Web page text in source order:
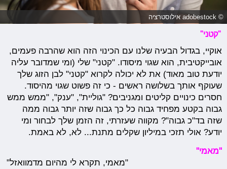
© adobestock אילוסטרציה
"קטני"
אוקיי, בגדול הבעיה שלנו עם הכינוי הזה הוא שהרבה פעמים,
אובייקטיבית, הוא שגוי מיסודו. "קטני" שלי (ומי שמדובר עליה
יודעת טוב מאוד) את לא יכולה לקרוא "קטני" לבן הזוג שלך
שעוקף אותך בשלושה ראשים - כי זה פשוט שגוי מהיסוד.
חסרים כינויים קליטים ומגניבים? "גוליית", "ענק", "ממש ממש
גבוה בקטע מפחיד גבוה כל כך גבוה שזה יותר גבוה ממה
שזה בד"כ גבוה"? מקווה שעזרתי, זה הזמן שלך לבחור ומי
יודע? אולי תזכי במיליון שקלים מתנת... לא, לא באמת.
"מאמי"
"מאמי, תקרא לי מהיום מדמוואזל"